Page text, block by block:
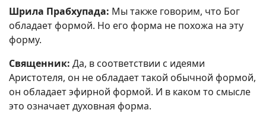
Шрила Прабхупада: Мы также говорим, что Бог
обладает формой. Но его форма не похожа на эту
форму.
Священник: Да, в соответствии с идеями
Аристотеля, он не обладает такой обычной формой,
он обладает эфирной формой. И в каком то смысле
это означает духовная форма.